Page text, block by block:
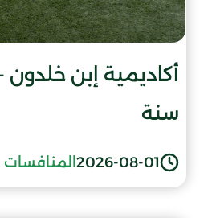
سنة
2026-08-01 المنافسات